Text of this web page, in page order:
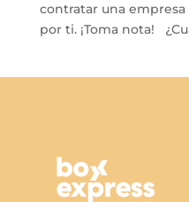
contratar una
por ti. ¡Toma nota!